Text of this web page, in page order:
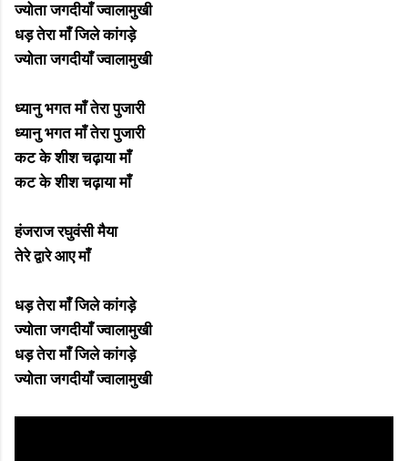
ज्योता जगदीयाँ ज्वालामुखी
धड़ तेरा माँ जिले कांगड़े
ज्योता जगदीयाँ ज्वालामुखी
ध्यानु भगत माँ तेरा पुजारी
ध्यानु भगत माँ तेरा पुजारी
कट के शीश चढ़ाया माँ
कट के शीश चढ़ाया माँ
हंजराज रघुवंसी मैया
तेरे द्वारे आए माँ
धड़ तेरा माँ जिले कांगड़े
ज्योता जगदीयाँ ज्वालामुखी
धड़ तेरा माँ जिले कांगड़े
ज्योता जगदीयाँ ज्वालामुखी